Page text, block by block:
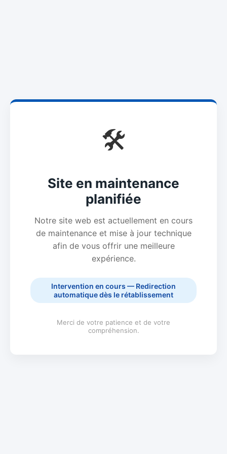
🛠️
Site en maintenance
planifiée
Notre site web est actuellement en cours
de maintenance et mise à jour technique
afin de vous offrir une meilleure
expérience.
Intervention en cours — Redirection
automatique dès le rétablissement
Merci de votre patience et de votre
compréhension.